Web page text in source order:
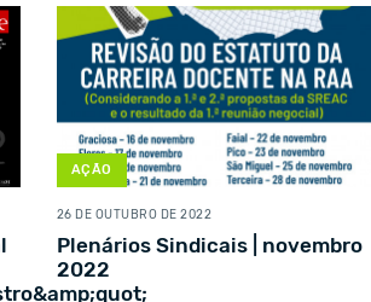
AÇÃO
26 DE OUTUBRO DE 2022
Plenários Sindicais | novembro
2022